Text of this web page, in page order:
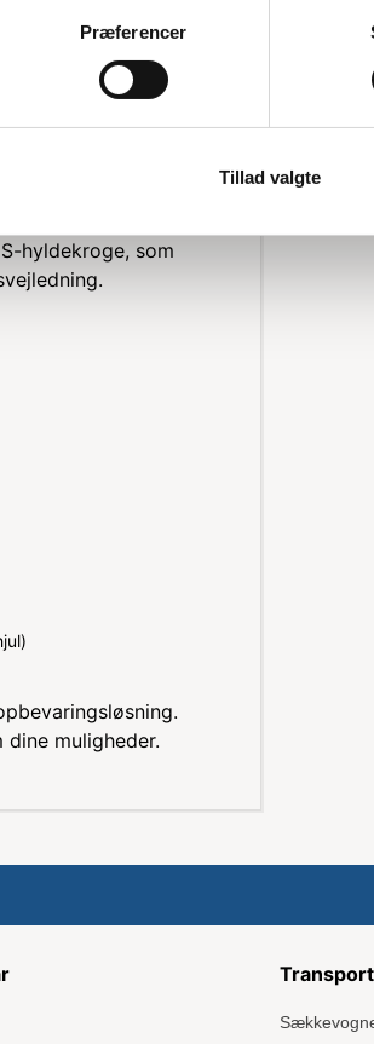
Præferencer
Tillad valgte
Wirefix tilpasses
og kroge. Med
til dine behov. Se
af værktøj.
og hylderne placeres
hyldekroge, som
muligheder.